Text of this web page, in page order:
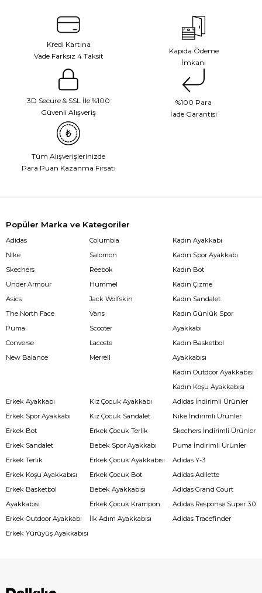
Kredi Kartına
Vade Farksız 4 Taksit
Kapıda Ödeme
İmkanı
3D Secure & SSL İle %100
Güvenli Alışveriş
%100 Para
İade Garantisi
Tüm Alışverişlerinizde
Para Puan Kazanma Fırsatı
Popüler Marka ve Kategoriler
Adidas
Nike
Skechers
Under Armour
Asics
The North Face
Puma
Converse
New Balance
Columbia
Salomon
Reebok
Hummel
Jack Wolfskin
Vans
Scooter
Lacoste
Merrell
Kadın Ayakkabı
Kadın Spor Ayakkabı
Kadın Bot
Kadın Çizme
Kadın Sandalet
Kadın Günlük Spor
Ayakkabı
Kadın Basketbol
Ayakkabısı
Kadın Outdoor Ayakkabısı
Kadın Koşu Ayakkabısı
Erkek Ayakkabı
Erkek Spor Ayakkabı
Erkek Bot
Erkek Sandalet
Erkek Terlik
Erkek Koşu Ayakkabısı
Erkek Basketbol
Ayakkabısı
Erkek Outdoor Ayakkabı
Erkek Yürüyüş Ayakkabısı
Kız Çocuk Ayakkabı
Kız Çocuk Sandalet
Erkek Çocuk Terlik
Bebek Spor Ayakkabı
Erkek Çocuk Ayakkabısı
Erkek Çocuk Bot
Bebek Ayakkabısı
Erkek Çocuk Krampon
İlk Adım Ayakkabısı
Adidas İndirimli Ürünler
Nike İndirimli Ürünler
Skechers İndirimli Ürünler
Puma İndirimli Ürünler
Adidas Y-3
Adidas Adilette
Adidas Grand Court
Adidas Response Super 3.0
Adidas Tracefinder